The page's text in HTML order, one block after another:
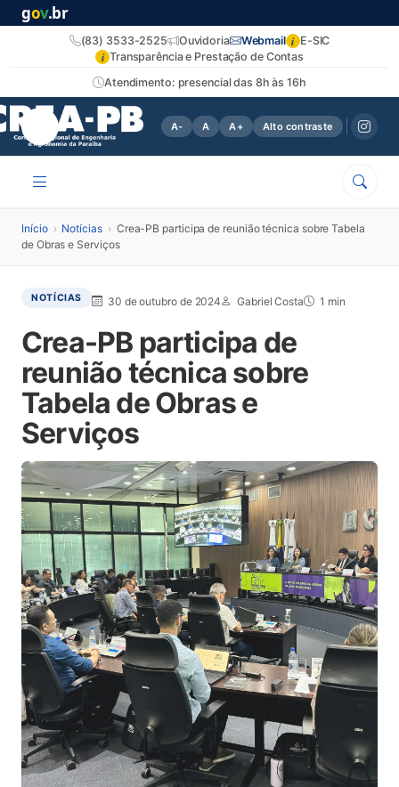
gov.br
Atendimento: presencial das 8h às 16h
(83) 3533-2525 Ouvidoria Webmail i E-SIC
i Transparência e Prestação de Contas
A- A A+ Alto contraste
Início › Notícias › Crea-PB participa de reunião técnica sobre Tabela
de Obras e Serviços
NOTÍCIAS 30 de outubro de 2024 Gabriel Costa 1 min
Crea-PB participa de
reunião técnica sobre
Tabela de Obras e
Serviços